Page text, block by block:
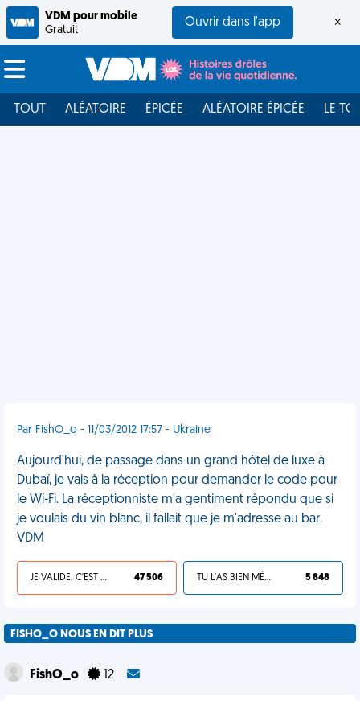
VDM pour mobile
Gratuit
Ouvrir dans l'app ×
TOUT ALÉATOIRE ÉPICÉE ALÉATOIRE ÉPICÉE LE
Par FishO_o - 11/03/2012 17:57 - Ukraine
Aujourd'hui, de passage dans un grand hôtel de luxe à
Dubaï, je vais à la réception pour demander le code pour
le Wi-Fi. La réceptionniste m'a gentiment répondu que si
je voulais du vin blanc, il fallait que je m'adresse au bar.
VDM
JE VALIDE, C'EST UNE VDM 47 506 TU L'AS BIEN MÉRITÉ 5 848
FISHO_O NOUS EN DIT PLUS
FishO_o 12